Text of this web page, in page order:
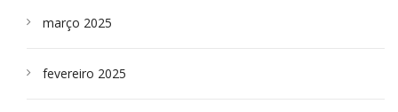
março 2025
fevereiro 2025